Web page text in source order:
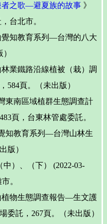
者之歌—避夏族的故事 》
台北市。
覺知教育系列—台灣的八大
業鐵路沿線植被（栽）調
584頁。（未出版）
東南區域植群生態調查計
頁，台東林管處委託。
知教育系列—台灣山林生
版）
中）、（下） (2022-03-
。
植物生態調查報告—生文護
委託，267頁。（未出版）